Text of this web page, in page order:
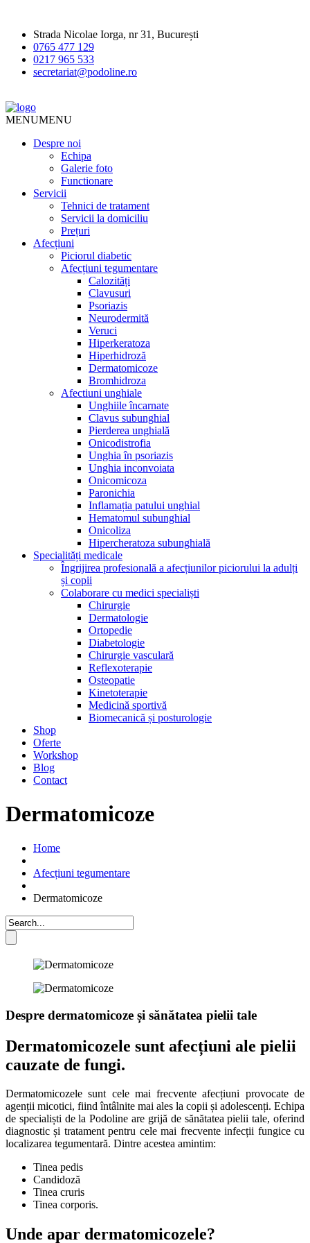
Strada Nicolae Iorga, nr 31, București
0765 477 129
0217 965 533
secretariat@podoline.ro
MENUMENU
Despre noi
Echipa
Galerie foto
Functionare
Servicii
Tehnici de tratament
Servicii la domiciliu
Prețuri
Afecțiuni
Piciorul diabetic
Afecțiuni tegumentare
Calozități
Clavusuri
Psoriazis
Neurodermită
Veruci
Hiperkeratoza
Hiperhidroză
Dermatomicoze
Bromhidroza
Afectiuni unghiale
Unghiile încarnate
Clavus subunghial
Pierderea unghială
Onicodistrofia
Unghia în psoriazis
Unghia inconvoiata
Onicomicoza
Paronichia
Inflamația patului unghial
Hematomul subunghial
Onicoliza
Hipercheratoza subunghială
Specialități medicale
Îngrijirea profesională a afecțiunilor piciorului la adulți
și copii
Colaborare cu medici specialiști
Chirurgie
Dermatologie
Ortopedie
Diabetologie
Chirurgie vasculară
Reflexoterapie
Osteopatie
Kinetoterapie
Medicină sportivă
Biomecanică și posturologie
Shop
Oferte
Workshop
Blog
Contact
Dermatomicoze
Home
Afecțiuni tegumentare
Dermatomicoze
Despre dermatomicoze și sănătatea pielii tale
Dermatomicozele sunt afecțiuni ale pielii
cauzate de fungi.
Dermatomicozele sunt cele mai frecvente afecțiuni provocate de
agenții micotici, fiind întâlnite mai ales la copii și adolescenți. Echipa
de specialiști de la Podoline are grijă de sănătatea pielii tale, oferind
diagnostic și tratament pentru cele mai frecvente infecții fungice cu
localizarea tegumentară. Dintre acestea amintim:
Tinea pedis
Candidoză
Tinea cruris
Tinea corporis.
Unde apar dermatomicozele?